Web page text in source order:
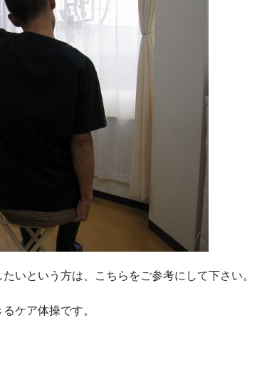
いという方は、こちらをご参考にして下さい。
ケア体操です。